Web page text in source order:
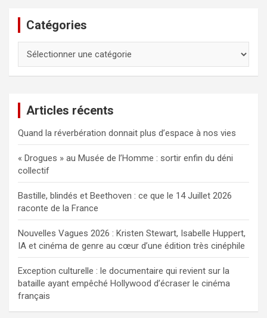
Catégories
Articles récents
Quand la réverbération donnait plus d’espace à nos vies
« Drogues » au Musée de l’Homme : sortir enfin du déni
collectif
Bastille, blindés et Beethoven : ce que le 14 Juillet 2026
raconte de la France
Nouvelles Vagues 2026 : Kristen Stewart, Isabelle Huppert,
IA et cinéma de genre au cœur d’une édition très cinéphile
Exception culturelle : le documentaire qui revient sur la
bataille ayant empêché Hollywood d’écraser le cinéma
français